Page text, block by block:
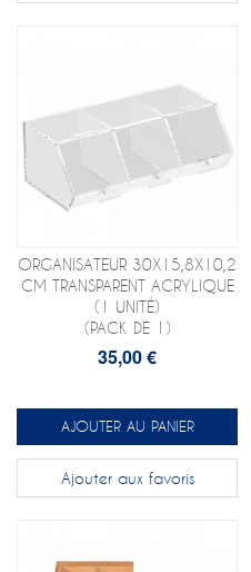
ORGANISATEUR 30X15,8X10,2
CM TRANSPARENT ACRYLIQUE
(1 UNITÉ)
(PACK DE 1)
35,00 €
AJOUTER AU PANIER
Ajouter aux favoris